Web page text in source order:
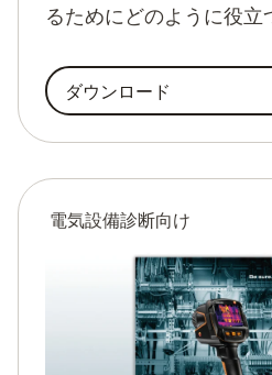
るためにどのように役立
ダウンロード
電気設備診断向け